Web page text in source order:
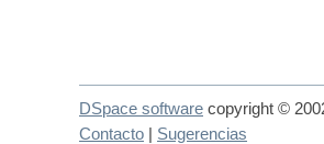
DSpace software copyright ©
Contacto
Sugerencias